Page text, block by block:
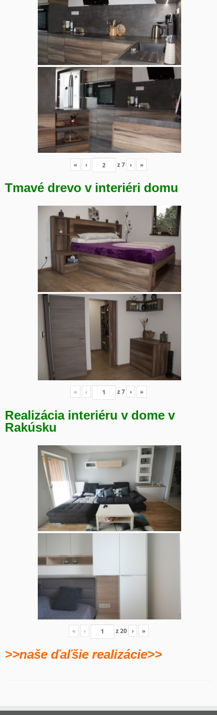
« ‹ z7 › »
Tmavé drevo v interiéri domu
« ‹ z7 › »
Realizácia interiéru v dome v
Rakúsku
« ‹ z20 › »
>>naše ďaľšie realizácie>>